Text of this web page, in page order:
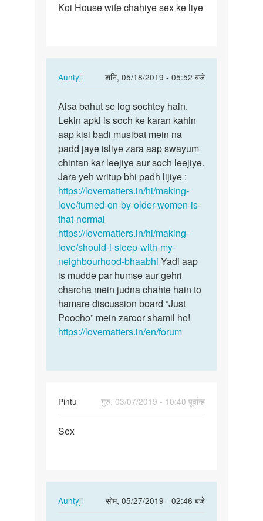
Koi
Koi House wife chahiye sex ke liye
Auntyji
शनि, 05/18/2019 - 05:52 बजे
In
to
Koi
House
wife
chahiye
sex…
by
Rahul
Aisa
bahut
se
log
sochtey…
Aisa bahut se log sochtey hain.
Lekin apki is soch ke karan kahin
aap kisi badi musibat mein na
padd jaye isliye zara aap swayum
chintan kar leejiye aur soch leejiye.
Jara yeh writup bhi padh lijiye :
https://lovematters.in/hi/making-
love/turned-on-by-older-women-is-
that-normal
https://lovematters.in/hi/making-
love/should-i-sleep-with-my-
neighbourhood-bhaabhi Yadi aap
is mudde par humse aur gehri
charcha mein judna chahte hain to
hamare discussion board “Just
Poocho” mein zaroor shamil ho!
https://lovematters.in/en/forum
Pintu
गुरु, 03/07/2019 - 10:40 पूर्वान्ह
Sex
Sex
Auntyji
सोम, 05/27/2019 - 02:46 बजे
In